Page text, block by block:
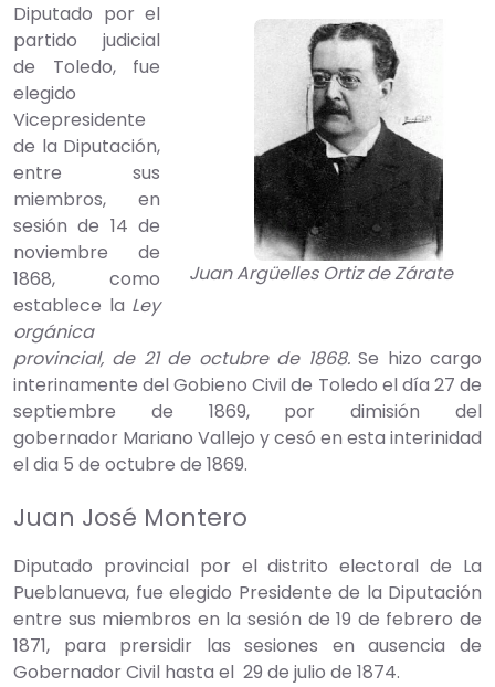
Juan Argüelles Ortiz de Zárate
Diputado por el
partido judicial
de Toledo, fue
elegido
Vicepresidente
de la Diputación,
entre sus
miembros, en
sesión de 14 de
noviembre de
1868, como
establece la Ley
orgánica
provincial, de 21 de octubre de 1868.Se hizo cargo
interinamente del Gobieno Civil de Toledo el día 27 de
septiembre de 1869, por dimisión del
gobernador Mariano Vallejo y cesó en esta interinidad
el dia 5 de octubre de 1869.
Juan José Montero
Diputado provincial por el distrito electoral de La
Pueblanueva, fue elegido Presidente de la Diputación
entre sus miembros en la sesión de 19 de febrero de
1871, para prersidir las sesiones en ausencia de
Gobernador Civil hasta el 29 de julio de 1874.